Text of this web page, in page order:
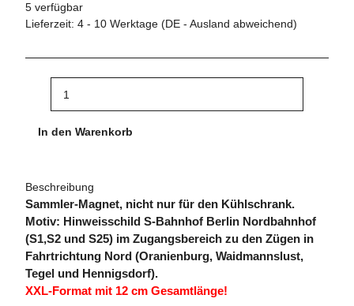
5 verfügbar
Lieferzeit: 4 - 10 Werktage (DE - Ausland abweichend)
In den Warenkorb
Beschreibung
Sammler-Magnet, nicht nur für den Kühlschrank.
Motiv: Hinweisschild S-Bahnhof Berlin Nordbahnhof
(S1,S2 und S25) im Zugangsbereich zu den Zügen in
Fahrtrichtung Nord (Oranienburg, Waidmannslust,
Tegel und Hennigsdorf).
XXL-Format mit 12 cm Gesamtlänge!